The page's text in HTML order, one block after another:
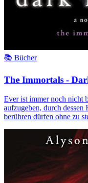
📚 Bücher
The Immortals -
Ever ist immer noch nicht
aufzugeben, durch
berühren dürfen ohne zu